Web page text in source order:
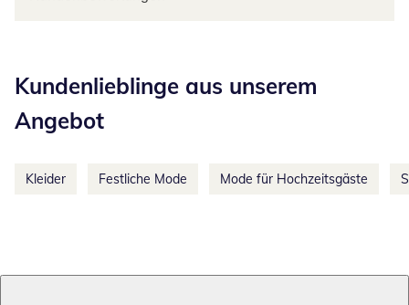
Kundenlieblinge aus unserem
Angebot
Kleider Festliche Mode Mode für Hochzeitsgäste